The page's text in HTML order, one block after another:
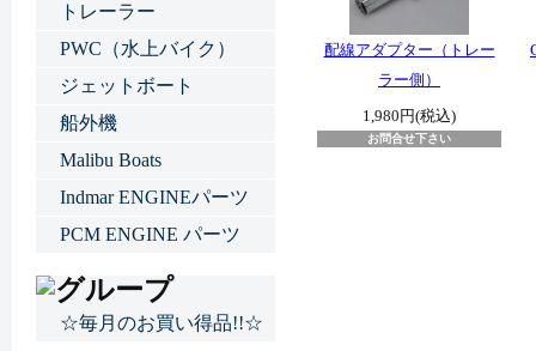
配線アダプター（トレー
ラー側）
1,980円(税込)
お問合せ下さい
トレーラー
PWC（水上バイク）
ジェットボート
船外機
Malibu Boats
Indmar ENGINEパーツ
PCM ENGINE パーツ
☆毎月のお買い得品!!☆